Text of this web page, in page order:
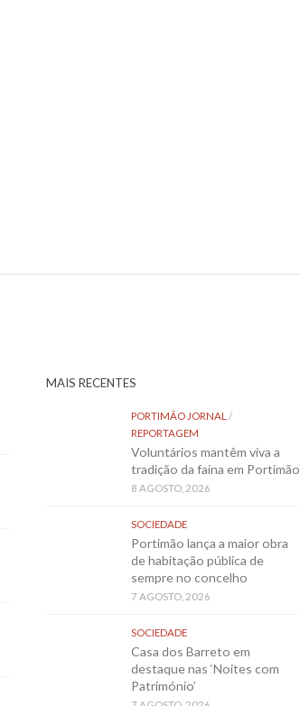
MAIS RECENTES
PORTIMÃO JORNAL /
REPORTAGEM
Voluntários mantêm viva a
tradição da faina em Portimão
8 AGOSTO, 2026
SOCIEDADE
Portimão lança a maior obra
de habitação pública de
sempre no concelho
7 AGOSTO, 2026
SOCIEDADE
Casa dos Barreto em
destaque nas ‘Noites com
Património’